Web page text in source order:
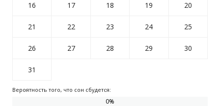
16 17 18 19 20
21 22 23 24 25
26 27 28 29 30
31
Вероятность того, что сон сбудется:
0%